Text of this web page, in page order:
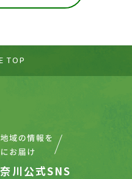
TOP
川公式SNS